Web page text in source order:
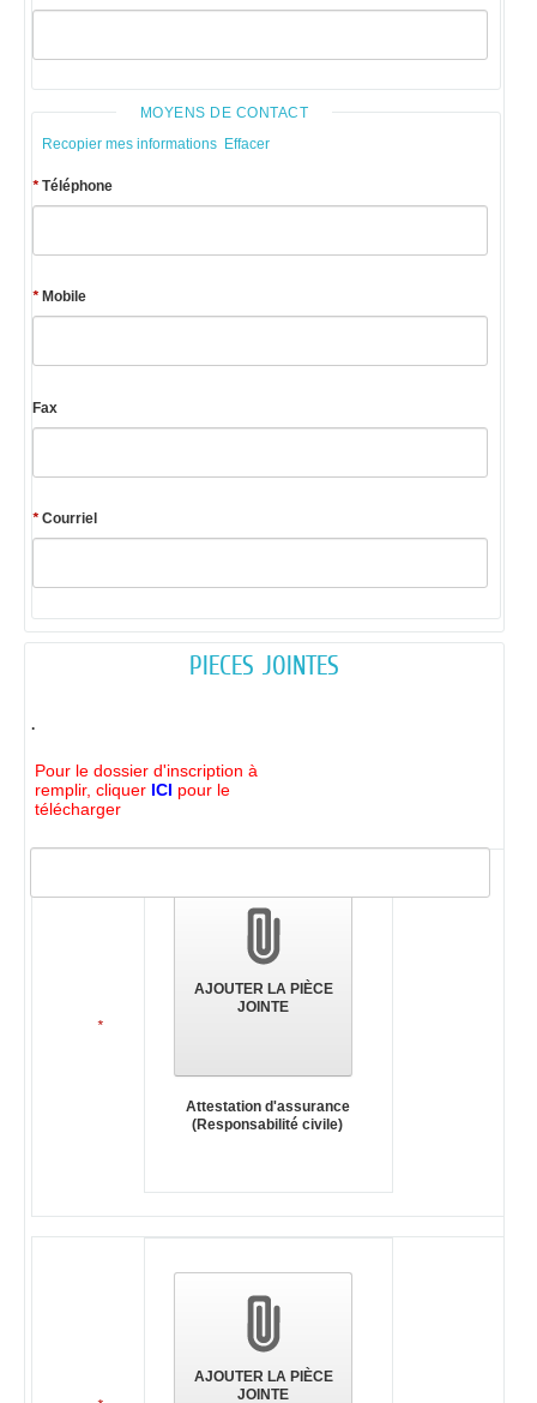
MOYENS DE CONTACT
Recopier mes informations Effacer
*Téléphone
*Mobile
Fax
*Courriel
PIECES JOINTES
.
Pour le dossier d'inscription à
remplir, cliquer ICI pour le
télécharger
pièces
*
AJOUTER LA PIÈCE
JOINTE
Attestation d'assurance
(Responsabilité civile)
AJOUTER LA PIÈCE
JOINTE